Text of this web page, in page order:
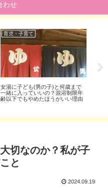
わせ
育児・子育て
女湯に子ども(男の子)と何歳まで
一緒に入っていいの？混浴制限年
齢以下でもやめたほうがいい理由
切なのか？私が子
と
2024.09.19